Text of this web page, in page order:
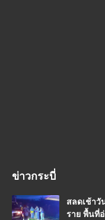
ข่าวกระบี่
สลดเช้าวั
ราย พื้นที่